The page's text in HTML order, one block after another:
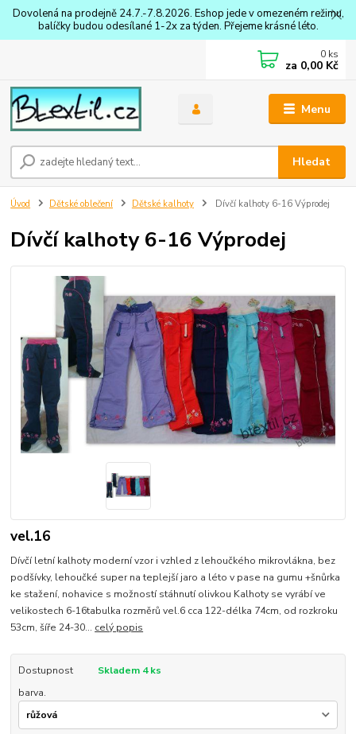
Dovolená na prodejně 24.7.-7.8.2026. Eshop jede v omezeném režimu,
balíčky budou odesílané 1-2x za týden. Přejeme krásné léto.
Menu
Hledat
0 ks
za 0,00 Kč
Úvod Dětské oblečení Dětské kalhoty Dívčí kalhoty 6-16 Výprodej
Dívčí kalhoty 6-16 Výprodej
vel.16
Dívčí letní kalhoty moderní vzor i vzhled z lehoučkého mikrovlákna, bez
podšívky, lehoučké super na teplejší jaro a léto v pase na gumu +šnůrka
ke stažení, nohavice s možností stáhnutí olivkou Kalhoty se vyrábí ve
velikostech 6-16tabulka rozměrů vel.6 cca 122-délka 74cm, od rozkroku
53cm, šíře 24-30... celý popis
Dostupnost
Skladem 4 ks
barva.